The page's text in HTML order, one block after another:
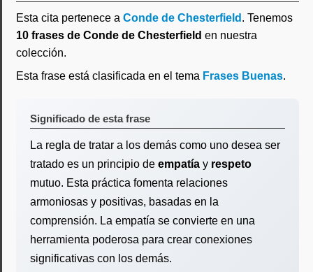
Esta cita pertenece a Conde de Chesterfield . Tenemos
10 frases de Conde de Chesterfield en nuestra
colección.
Esta frase está clasificada en el tema Frases Buenas.
Significado de esta frase
La regla de tratar a los demás como uno desea ser
tratado es un principio de empatía y respeto
mutuo. Esta práctica fomenta relaciones
armoniosas y positivas, basadas en la
comprensión. La empatía se convierte en una
herramienta poderosa para crear conexiones
significativas con los demás.